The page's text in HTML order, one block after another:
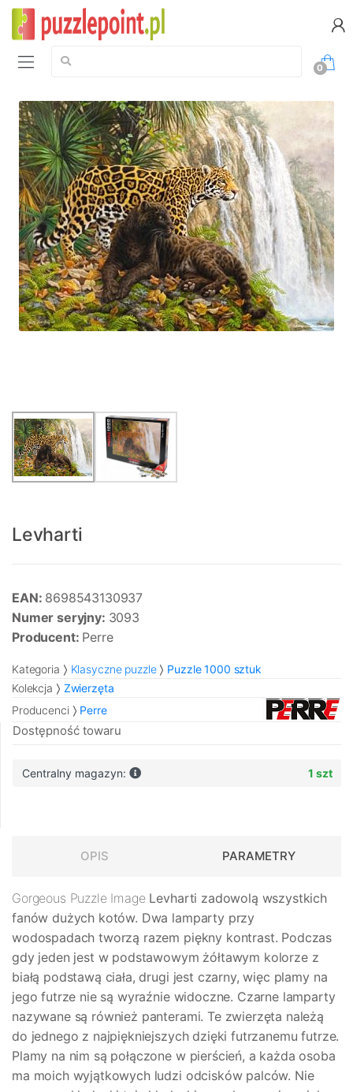
Szukaj:
0
Levharti
EAN: 8698543130937
Numer seryjny: 3093
Producent: Perre
Kategoria Klasyczne puzzle
Puzzle 1000 sztuk
Kolekcja
Zwierzęta
Producenci
Perre
Dostępność towaru
Centralny magazyn: 1 szt
OPIS PARAMETRY
Gorgeous Puzzle Image Levharti zadowolą wszystkich
fanów dużych kotów. Dwa lamparty przy
wodospadach tworzą razem piękny kontrast. Podczas
gdy jeden jest w podstawowym żółtawym kolorze z
białą podstawą ciała, drugi jest czarny, więc plamy na
jego futrze nie są wyraźnie widoczne. Czarne lamparty
nazywane są również panterami. Te zwierzęta należą
do jednego z najpiękniejszych dzięki futrzanemu futrze.
Plamy na nim są połączone w pierścień, a każda osoba
ma moich wyjątkowych ludzi odcisków palców. Nie